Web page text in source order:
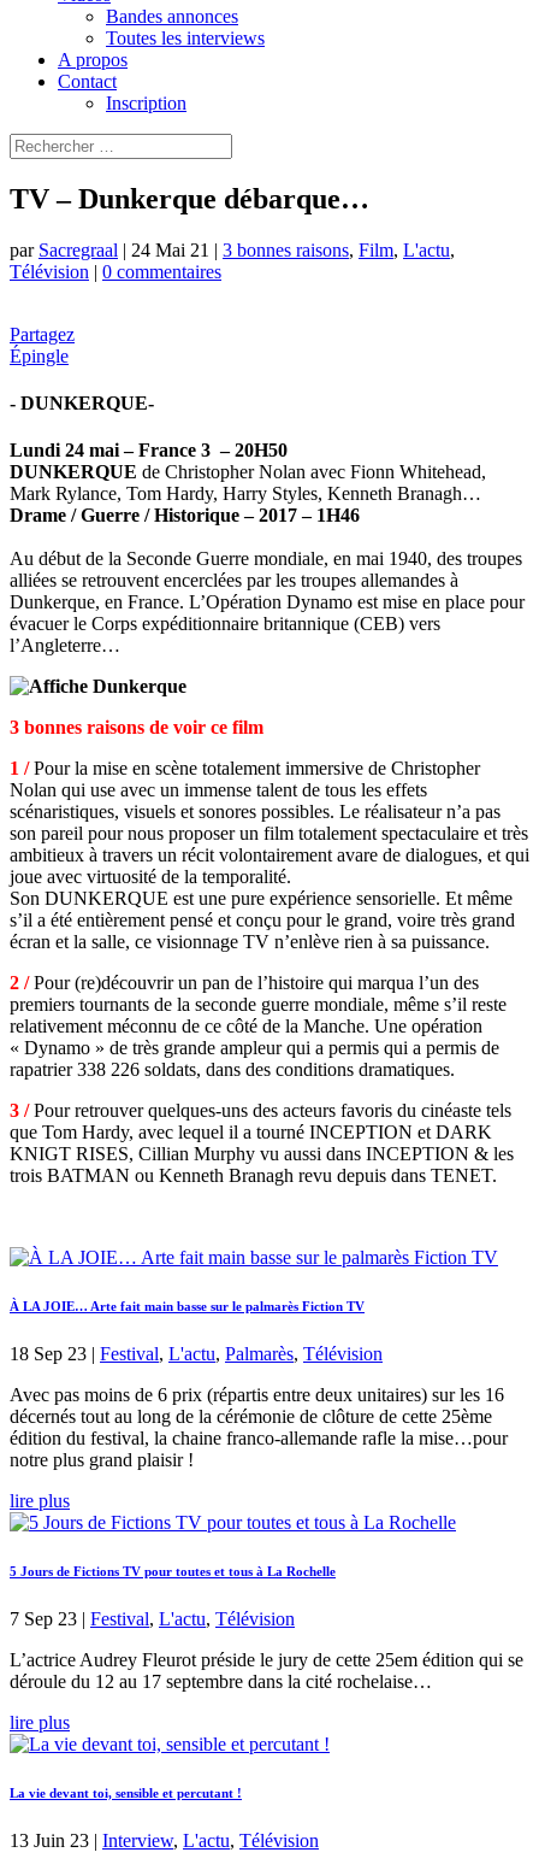
Bandes annonces
Toutes les interviews
A propos
Contact
Inscription
TV – Dunkerque débarque…
par Sacregraal | 24 Mai 21 | 3 bonnes raisons, Film, L'actu,
Télévision | 0 commentaires
Partagez
Épingle
- DUNKERQUE-
Lundi 24 mai – France 3 – 20H50
DUNKERQUE de Christopher Nolan avec Fionn Whitehead,
Mark Rylance, Tom Hardy, Harry Styles, Kenneth Branagh…
Drame / Guerre / Historique – 2017 – 1H46
Au début de la Seconde Guerre mondiale, en mai 1940, des troupes
alliées se retrouvent encerclées par les troupes allemandes à
Dunkerque, en France. L’Opération Dynamo est mise en place pour
évacuer le Corps expéditionnaire britannique (CEB) vers
l’Angleterre…
3 bonnes raisons de voir ce film
1 /Pour la mise en scène totalement immersive de Christopher
Nolan qui use avec un immense talent de tous les effets
scénaristiques, visuels et sonores possibles. Le réalisateur n’a pas
son pareil pour nous proposer un film totalement spectaculaire et très
ambitieux à travers un récit volontairement avare de dialogues, et qui
joue avec virtuosité de la temporalité.
Son DUNKERQUE est une pure expérience sensorielle. Et même
s’il a été entièrement pensé et conçu pour le grand, voire très grand
écran et la salle, ce visionnage TV n’enlève rien à sa puissance.
2 /Pour (re)découvrir un pan de l’histoire qui marqua l’un des
premiers tournants de la seconde guerre mondiale, même s’il reste
relativement méconnu de ce côté de la Manche. Une opération
« Dynamo » de très grande ampleur qui a permis qui a permis de
rapatrier 338 226 soldats, dans des conditions dramatiques.
3 /Pour retrouver quelques-uns des acteurs favoris du cinéaste tels
que Tom Hardy, avec lequel il a tourné INCEPTION et DARK
KNIGT RISES, Cillian Murphy vu aussi dans INCEPTION & les
trois BATMAN ou Kenneth Branagh revu depuis dans TENET.
À LA JOIE… Arte fait main basse sur le palmarès Fiction TV
18 Sep 23 | Festival, L'actu, Palmarès, Télévision
Avec pas moins de 6 prix (répartis entre deux unitaires) sur les 16
décernés tout au long de la cérémonie de clôture de cette 25ème
édition du festival, la chaine franco-allemande rafle la mise…pour
notre plus grand plaisir !
lire plus
5 Jours de Fictions TV pour toutes et tous à La Rochelle
7 Sep 23 | Festival, L'actu, Télévision
L’actrice Audrey Fleurot préside le jury de cette 25em édition qui se
déroule du 12 au 17 septembre dans la cité rochelaise…
lire plus
La vie devant toi, sensible et percutant !
13 Juin 23 | Interview, L'actu, Télévision